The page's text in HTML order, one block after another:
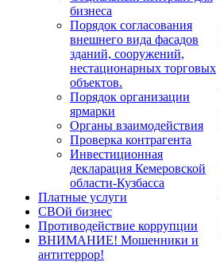
бизнеса
Порядок согласования
внешнего вида фасадов
зданий, сооружений,
нестационарных торговых
объектов.
Порядок организации
ярмарки
Органы взаимодействия
Проверка контрагента
Инвестиционная
декларация Кемеровской
области-Кузбасса
Платные услуги
СВОй бизнес
Противодействие коррупции
ВНИМАНИЕ! Мошенники и
антитеррор!